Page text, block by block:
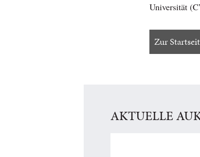
Universität
Zur
AKTUELLE